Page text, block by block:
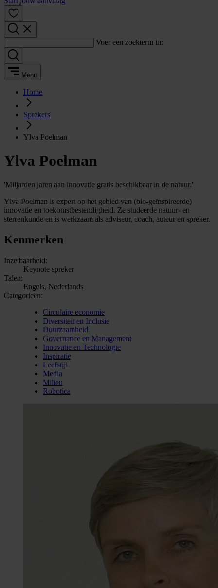
Voer een zoekterm in:
Menu
Home
Sprekers
Ylva Poelman
Ylva Poelman
'Miljarden jaren aan innovatie gratis beschikbaar in de natuur.'
Ylva Poelman is expert op het gebied van (bio-geïnspireerde)
innovatie en toekomstbestendigheid. Ze studeerde natuur- en
sterrenkunde en is werkzaam als adviseur, coach, auteur en spreker.
Kenmerken
Inzetbaarheid:
Keynote spreker
Talen:
Engels, Nederlands
Categorieën:
Circulaire economie
Diversiteit en Inclusie
Duurzaamheid
Governance en Management
Innovatie en Technologie
Inspiratie
Leefstijl
Media
Milieu
Robotica